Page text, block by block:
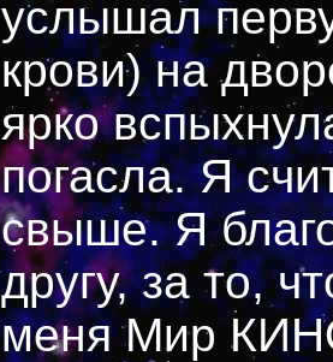
услышал
крови) на
ярко
погасла. Я
свыше. Я
другу, за то,
меня Мир